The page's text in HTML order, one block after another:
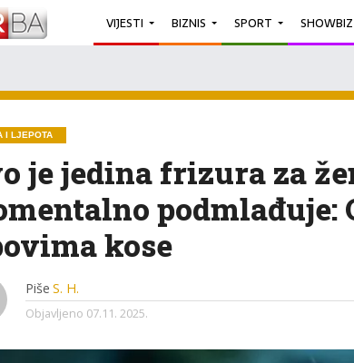
VIJESTI BIZNIS SPORT SHOWBIZ
I LJEPOTA
je jedina frizura za
podmlađuje:
kose
Piše S. H.
Objavljeno 07.11. 2025.